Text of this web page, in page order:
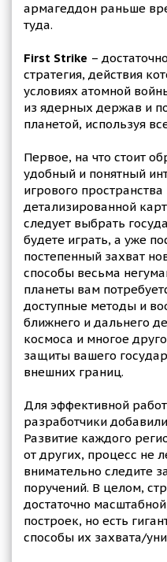
армагеддон раньше
туда.
First Strike –
стратегия, действия
условиях атомной
из ядерных держав и
планетой, используя
Первое, на что стоит
удобный и понятный
игрового
детализированной
следует выбрать
будете играть, а уже
постепенный захват
способы весьма
планеты вам
доступные методы и
ближнего и дальнего
космоса и многое
защиты вашего
внешних границ.
Для эффективной
разработчики
Развитие каждого
от других, процесс не
внимательно следите
поручений. В целом,
достаточно
построек, но есть
способы их захвата/